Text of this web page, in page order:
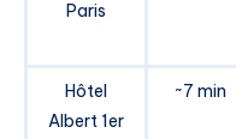
Paris
Hôtel
Albert 1er
~7 min